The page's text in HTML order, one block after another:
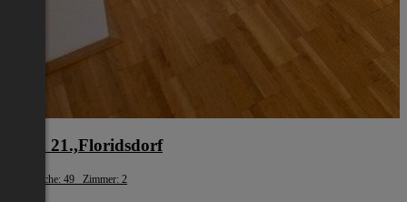
Wien 21.,Floridsdorf
Wohnfläche: 49 Zimmer: 2